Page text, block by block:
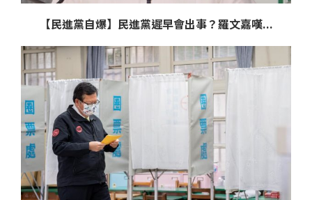
【民進黨自爆】民進黨遲早會出事？羅文嘉嘆...